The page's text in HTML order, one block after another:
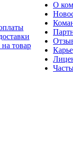
товар
О